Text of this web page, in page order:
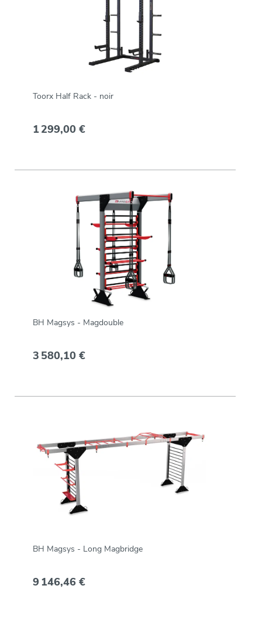
Toorx Half Rack - noir
1 299,00 €
BH Magsys - Magdouble
3 580,10 €
BH Magsys - Long Magbridge
9 146,46 €